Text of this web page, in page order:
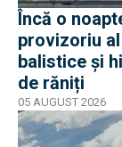
Încă o
provizoriu
balistice și
de răniți
05 AUGUST 2026